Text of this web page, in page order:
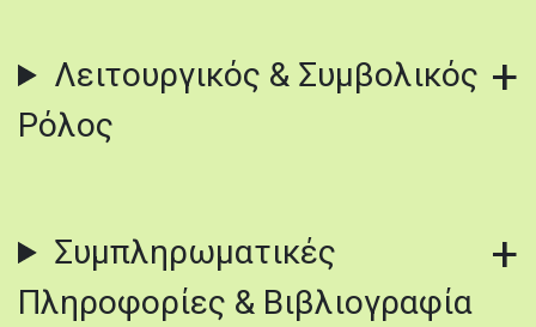
Λειτουργικός & Συμβολικός
Ρόλος
Συμπληρωματικές
Πληροφορίες & Βιβλιογραφία